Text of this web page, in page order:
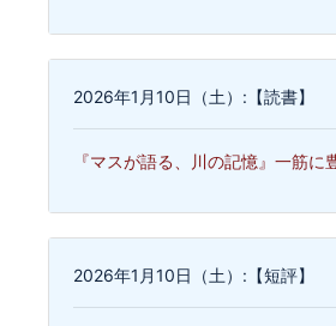
2026年1月10日（土）:【読書】
『マスが語る、川の記憶』一筋に
2026年1月10日（土）:【短評】